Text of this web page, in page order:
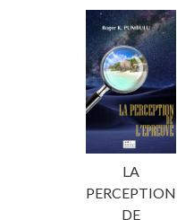
LA
PERCEPTION
DE